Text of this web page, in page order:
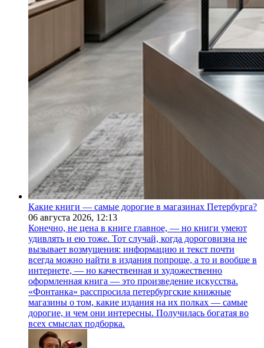
Какие книги — самые дорогие в магазинах Петербурга?
06 августа 2026, 12:13
Конечно, не цена в книге главное, — но книги умеют
удивлять и ею тоже. Тот случай, когда дороговизна не
вызывает возмущения: информацию и текст почти
всегда можно найти в издания попроще, а то и вообще в
интернете, — но качественная и художественно
оформленная книга — это произведение искусства.
«Фонтанка» расспросила петербургские книжные
магазины о том, какие издания на их полках — самые
дорогие, и чем они интересны. Получилась богатая во
всех смыслах подборка.